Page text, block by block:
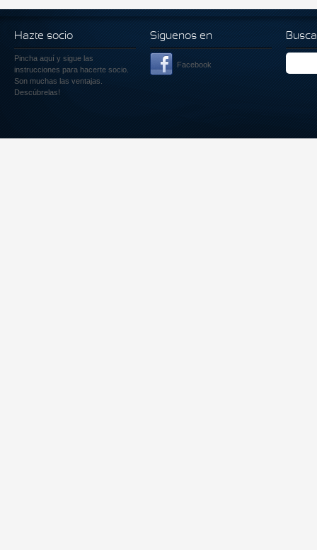
Hazte socio
Pincha aquí y sigue las
instrucciones para hacerte socio.
Son muchas las ventajas.
Descúbrelas!
Siguenos en
Facebook